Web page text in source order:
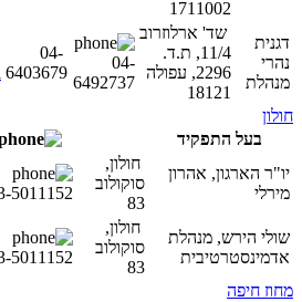
1711002
דגנית
נהרי
מנהלת
שד' ארלוזרוב
11/4, ת.ד.
2296, עפולה
18121
04-
6492737
04-
6403679
חולון
בעל התפקיד
יו"ר הארגון, אהרון
מירלי
חולון,
סוקולוב
83
5011152
שולי הירש, מנהלת
אדמינסטרטיבית
חולון,
סוקולוב
83
5011152
מחוז חיפה